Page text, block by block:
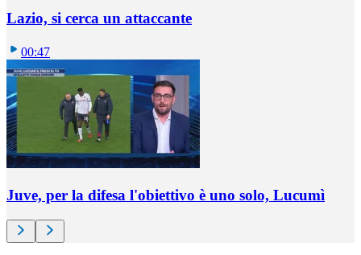
Lazio, si cerca un attaccante
00:47
Juve, per la difesa l'obiettivo è uno solo, Lucumì